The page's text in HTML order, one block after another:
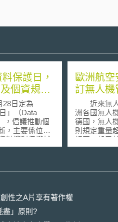
保護日，
個資規範
日定為
」（Data
，倡議推動個
，主要係位因
料權利保護越
保護線上隱私
（一般資料保
for a
EUROPEAN
THE
Protection
歐洲航空
訂無人機
近來無人
洲各國無人
德國，無人
則規定重量
視同一般民
行器未經核
相關管理辦
性之A片享有著作權
盡」原則?